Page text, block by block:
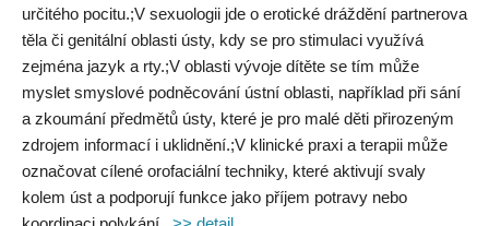
určitého pocitu.;V sexuologii jde o erotické dráždění partnerova
těla či genitální oblasti ústy, kdy se pro stimulaci využívá
zejména jazyk a rty.;V oblasti vývoje dítěte se tím může
myslet smyslové podněcování ústní oblasti, například při sání
a zkoumání předmětů ústy, které je pro malé děti přirozeným
zdrojem informací i uklidnění.;V klinické praxi a terapii může
označovat cílené orofaciální techniky, které aktivují svaly
kolem úst a podporují funkce jako příjem potravy nebo